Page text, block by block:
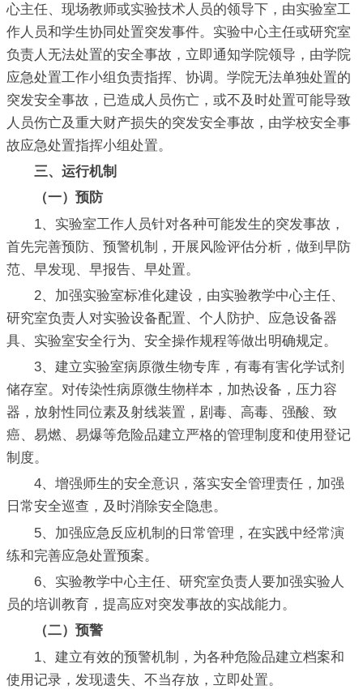
心主任、现场教师或实验技术人员的领导下，由实验室工
作人员和学生协同处置突发事件。实验中心主任或研究室
负责人无法处置的安全事故，立即通知学院领导，由学院
应急处置工作小组负责指挥、协调。学院无法单独处置的
突发安全事故，已造成人员伤亡，或不及时处置可能导致
人员伤亡及重大财产损失的突发安全事故，由学校安全事
故应急处置指挥小组处置。
三、运行机制
（一）预防
1、实验室工作人员针对各种可能发生的突发事故，
首先完善预防、预警机制，开展风险评估分析，做到早防
范、早发现、早报告、早处置。
2、加强实验室标准化建设，由实验教学中心主任、
研究室负责人对实验设备配置、个人防护、应急设备器
具、实验室安全行为、安全操作规程等做出明确规定。
3、建立实验室病原微生物专库，有毒有害化学试剂
储存室。对传染性病原微生物样本，加热设备，压力容
器，放射性同位素及射线装置，剧毒、高毒、强酸、致
癌、易燃、易爆等危险品建立严格的管理制度和使用登记
制度。
4、增强师生的安全意识，落实安全管理责任，加强
日常安全巡查，及时消除安全隐患。
5、加强应急反应机制的日常管理，在实践中经常演
练和完善应急处置预案。
6、实验教学中心主任、研究室负责人要加强实验人
员的培训教育，提高应对突发事故的实战能力。
（二）预警
1、建立有效的预警机制，为各种危险品建立档案和
使用记录，发现遗失、不当存放，立即处置。